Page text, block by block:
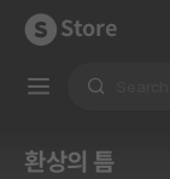
Store
환상의 틈